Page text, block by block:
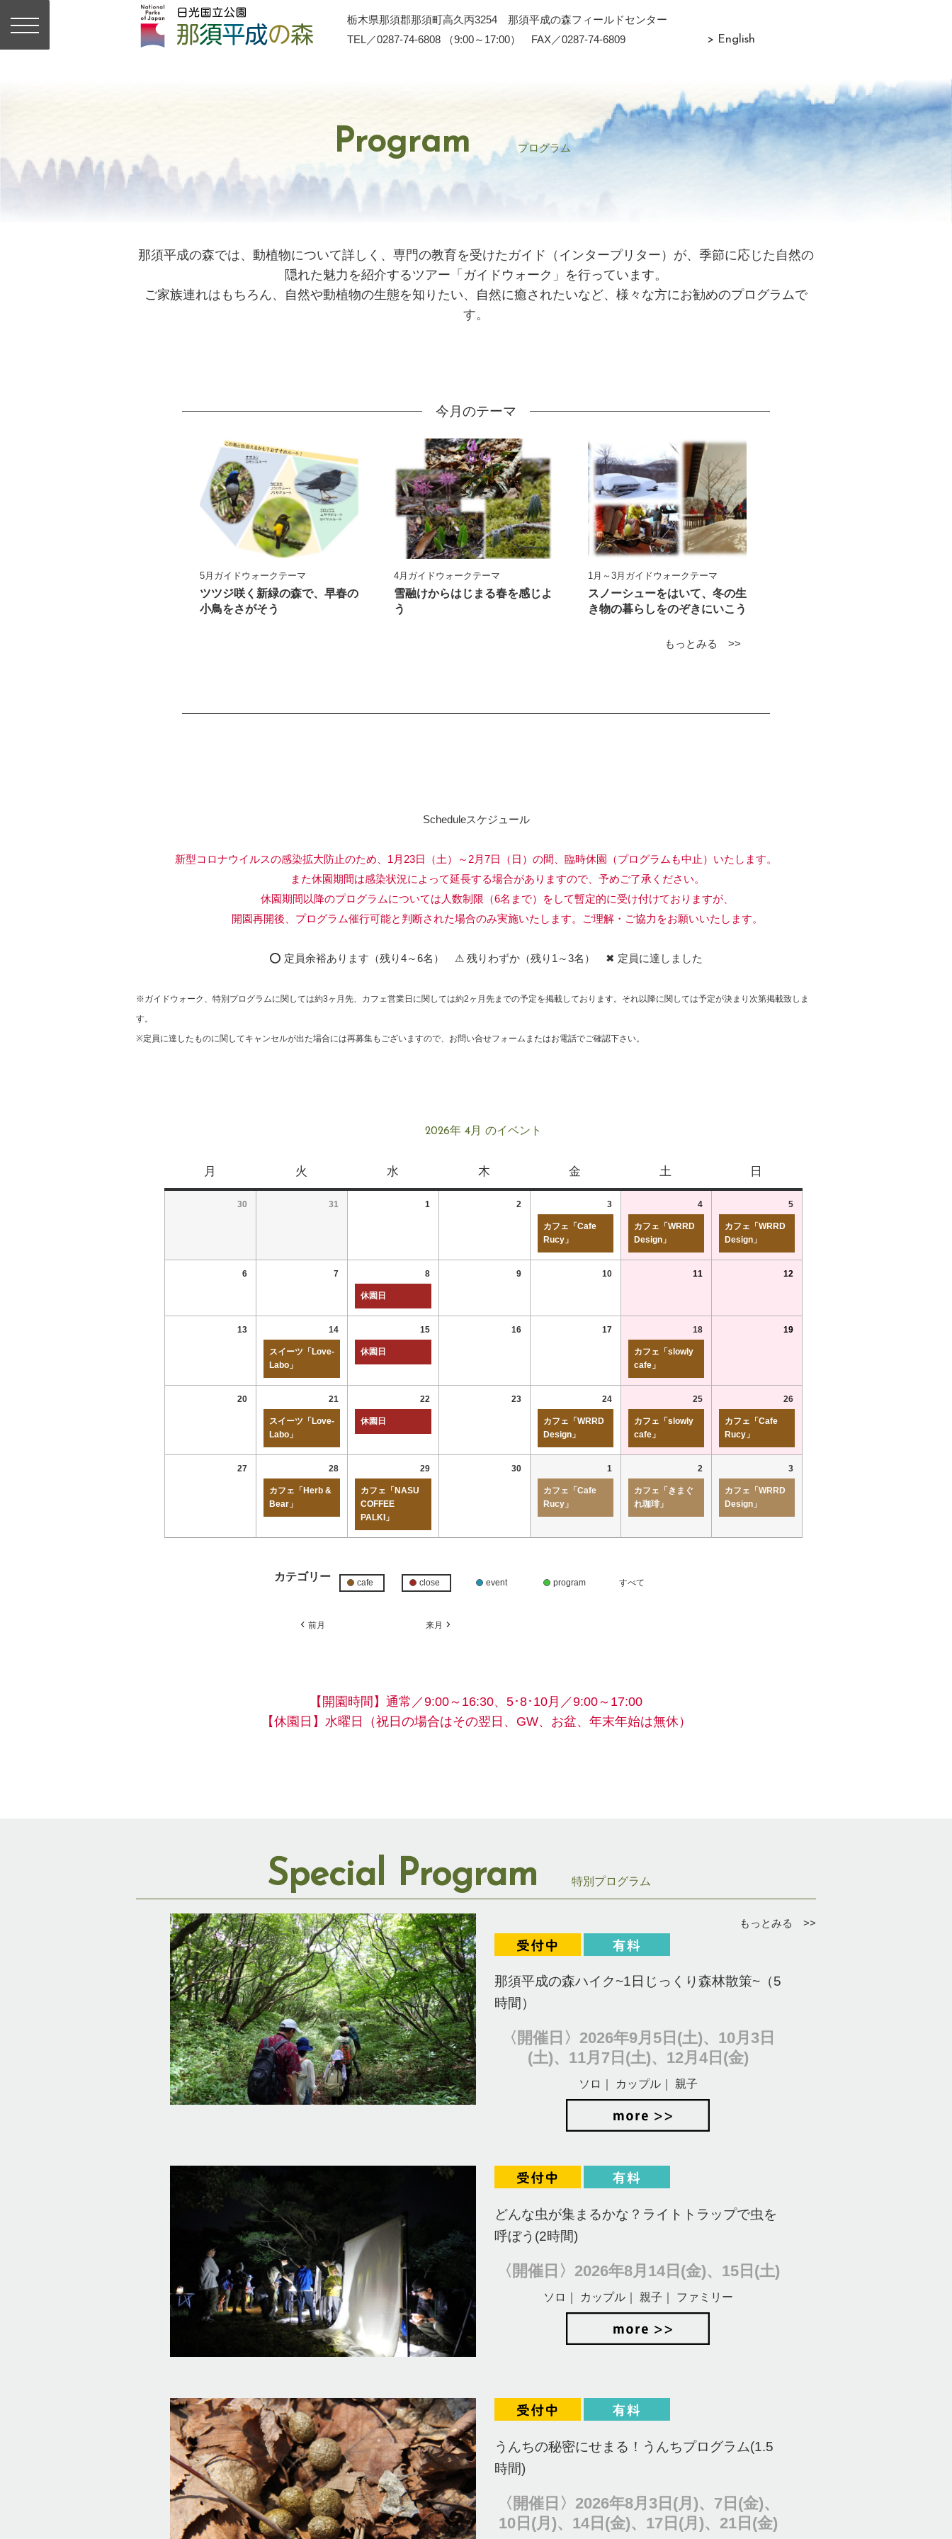
栃木県那須郡那須町高久丙3254 那須平成の森フィールドセンター
TEL／0287-74-6808 （9:00～17:00） FAX／0287-74-6809
> English
Program プログラム
那須平成の森では、動植物について詳しく、専門の教育を受けたガイド（インタープリター）が、季節に応じた自然の
隠れた魅力を紹介するツアー「ガイドウォーク」を行っています。
ご家族連れはもちろん、自然や動植物の生態を知りたい、自然に癒されたいなど、様々な方にお勧めのプログラムで
す。
今月のテーマ
5月ガイドウォークテーマ
ツツジ咲く新緑の森で、早春の
小鳥をさがそう
4月ガイドウォークテーマ
雪融けからはじまる春を感じよ
う
1月～3月ガイドウォークテーマ
スノーシューをはいて、冬の生
き物の暮らしをのぞきにいこう
もっとみる >>
Scheduleスケジュール
新型コロナウイルスの感染拡大防止のため、1月23日（土）～2月7日（日）の間、臨時休園（プログラムも中止）いたします。
また休園期間は感染状況によって延長する場合がありますので、予めご了承ください。
休園期間以降のプログラムについては人数制限（6名まで）をして暫定的に受け付けておりますが、
開園再開後、プログラム催行可能と判断された場合のみ実施いたします。ご理解・ご協力をお願いいたします。
⭕ 定員余裕あります（残り4～6名） ⚠ 残りわずか（残り1～3名） ✖ 定員に達しました
※ガイドウォーク、特別プログラムに関しては約3ヶ月先、カフェ営業日に関しては約2ヶ月先までの予定を掲載しております。それ以降に関しては予定が決まり次第掲載致しま
す。
※定員に達したものに関してキャンセルが出た場合には再募集もございますので、お問い合せフォームまたはお電話でご確認下さい。
2026年 4月 のイベント
月 火 水 木 金 土 日
30 31 1 2 3
カフェ「Cafe
Rucy」
4
カフェ「WRRD
Design」
5
カフェ「WRRD
Design」
6 7 8
休園日
9 10 11 12
13 14
スイーツ「Love-
Labo」
15
休園日
16 17 18
カフェ「slowly
cafe」
19
20 21
スイーツ「Love-
Labo」
22
休園日
23 24
カフェ「WRRD
Design」
25
カフェ「slowly
cafe」
26
カフェ「Cafe
Rucy」
27 28
カフェ「Herb &
Bear」
29
カフェ「NASU
COFFEE
PALKI」
30 1
カフェ「Cafe
Rucy」
2
カフェ「きまぐ
れ珈琲」
3
カフェ「WRRD
Design」
カテゴリー cafe close event program すべて
前月 来月
【開園時間】 通常／9:00～16:30、5･8･10月／9:00～17:00
【休園日】水曜日
（祝日の場合はその翌日、GW、お盆、年末年始は無休）
Special Program 特別プログラム
もっとみる >>
那須平成の森ハイク~1日じっくり森林散策~（5
時間）
〈開催日〉2026年9月5日(土)、10月3日
(土)、11月7日(土)、12月4日(金)
ソロ｜ カップル｜ 親子
どんな虫が集まるかな？ライトトラップで虫を
呼ぼう(2時間)
〈開催日〉2026年8月14日(金)、15日(土)
ソロ｜ カップル｜ 親子｜ ファミリー
うんちの秘密にせまる！うんちプログラム(1.5
時間)
〈開催日〉2026年8月3日(月)、7日(金)、
10日(月)、14日(金)、17日(月)、21日(金)